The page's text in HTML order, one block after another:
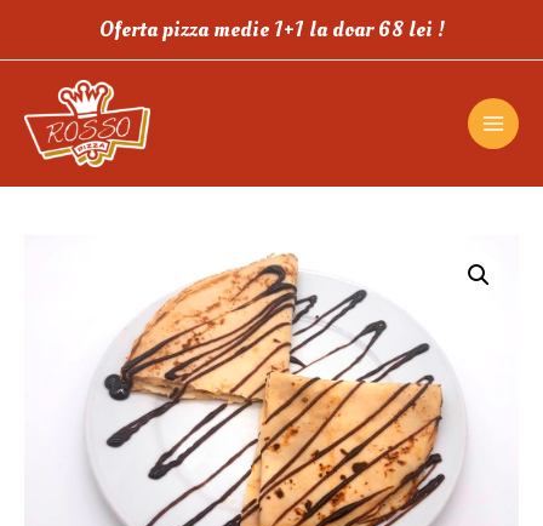
Oferta pizza medie 1+1 la doar 68 lei !